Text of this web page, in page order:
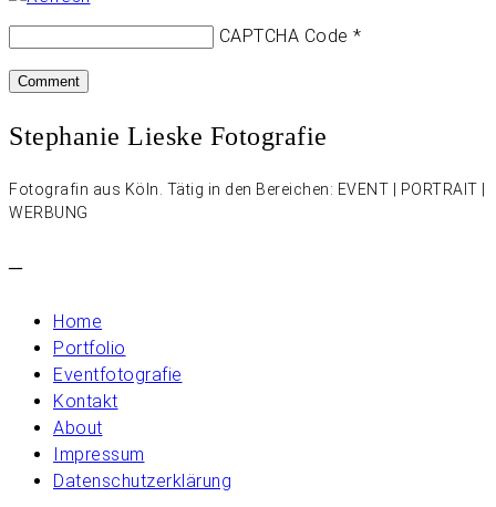
CAPTCHA Code *
Stephanie Lieske Fotografie
Fotografin aus Köln. Tätig in den Bereichen: EVENT | PORTRAIT |
WERBUNG
–
Home
Portfolio
Eventfotografie
Kontakt
About
Impressum
Datenschutzerklärung